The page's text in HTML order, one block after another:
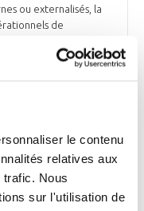
le contenu
relatives aux
Nous
sur l'utilisation de
ou externalisés, la
de
doté d’un haut